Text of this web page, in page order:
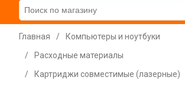
Главная /
Компьютеры и ноутбуки
/
Расходные материалы
/
Картриджи совместимые (лазерные)